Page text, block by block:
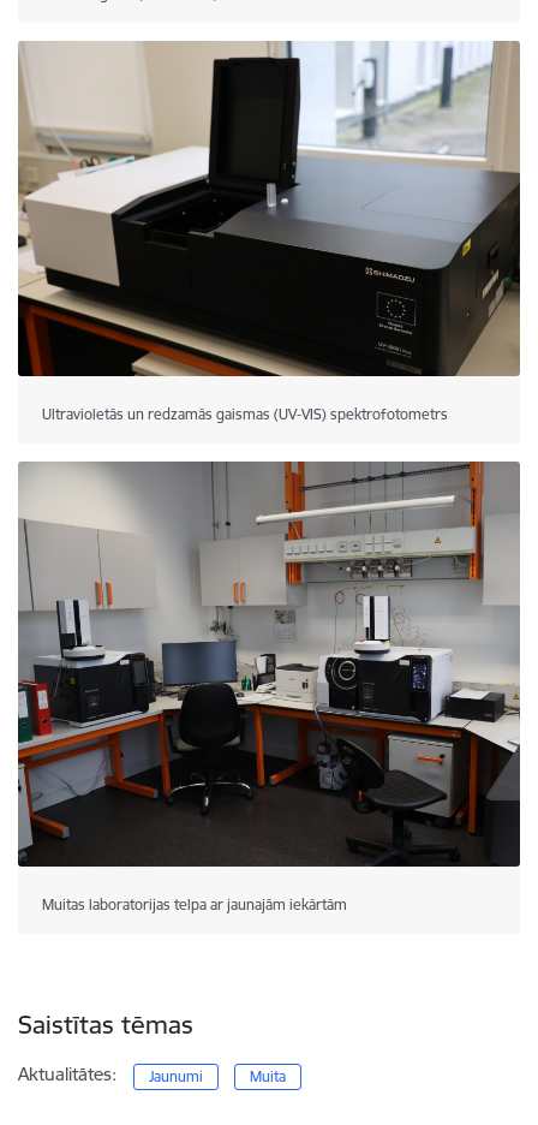
Ultravioletās un redzamās gaismas (UV-VIS) spektrofotometrs
Muitas laboratorijas telpa ar jaunajām iekārtām
Saistītas tēmas
Aktualitātes: Jaunumi Muita